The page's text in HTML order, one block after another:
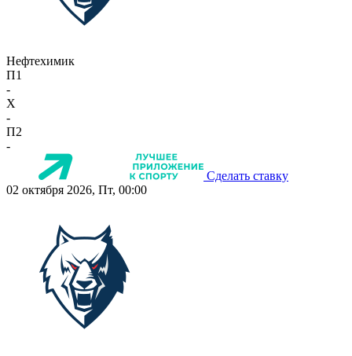
Нефтехимик
П1
-
X
-
П2
-
Сделать ставку
02 октября 2026, Пт, 00:00